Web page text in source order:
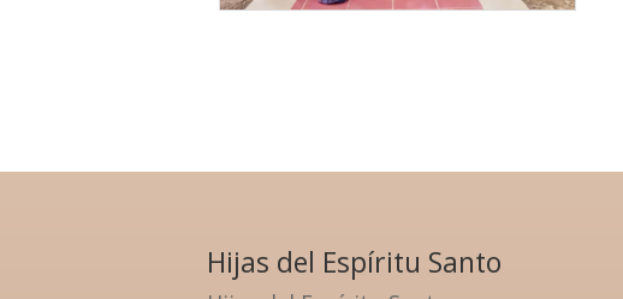
Hijas del Espíritu Santo